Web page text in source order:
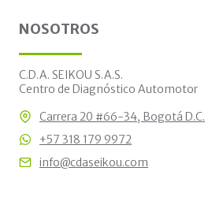
NOSOTROS
C.D.A. SEIKOU S.A.S.
Centro de Diagnóstico Automotor
Carrera 20 #66-34, Bogotá D.C.
+57 318 179 9972
info@cdaseikou.com